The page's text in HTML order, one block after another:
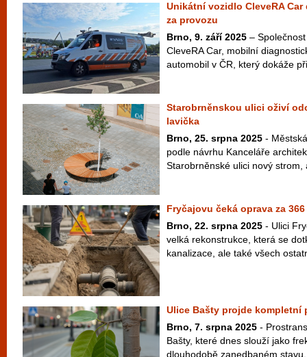
Unikátní vozidlo CleveRA
za provozu
Brno, 9. září 2025 –
CleveRA Car, mobilní
automobil v ČR, který dokáže
Starobrněnskou ulici oživí
lavička
Brno, 25. srpna 2025 -
podle návrhu Kanceláře
Starobrněnské ulici nový
Fryčajovu čeká oprava za
Brno, 22. srpna 2025 - Ulici
velká rekonstrukce, která se
kanalizace, ale také všech
Ulice Bašty projde kompletní
Brno, 7. srpna 2025 -
Bašty, které dnes slouží jako
dlouhodobě zanedbaném